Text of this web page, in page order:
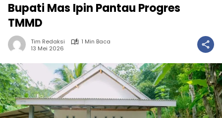
Bupati Mas Ipin Pantau Progres
TMMD
Tim Redaksi
1 Min Baca
13 Mei 2026